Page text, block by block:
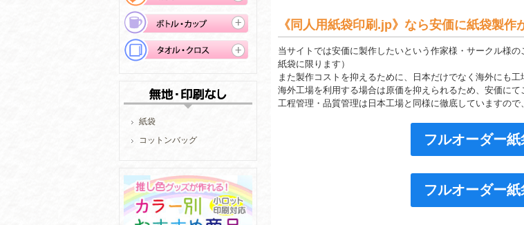
紙袋
コットンバッグ
《同人用紙袋印刷.jp》なら安価に紙袋製作
当サイトでは安価に製作したいという作家様・サークル様
紙袋に限ります）
また製作コストを抑えるために、日本だけでなく海外にも工
海外工場を利用する場合は原価を抑えられるため、安価にて
工程管理・品質管理は日本工場と同様に徹底していますので
フルオーダー
フルオーダー